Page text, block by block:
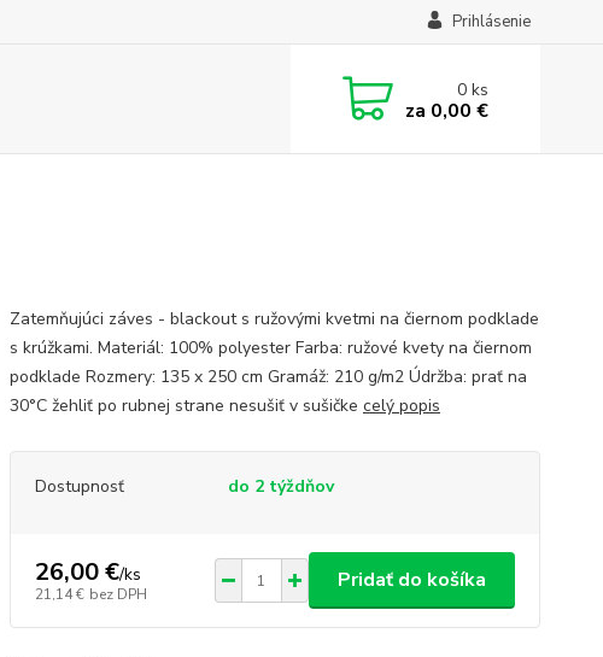
Prihlásenie
0ks
za 0,00 €
Zatemňujúci záves - blackout s ružovými kvetmi na čiernom podklade
s krúžkami. Materiál: 100% polyester Farba: ružové kvety na čiernom
podklade Rozmery: 135 x 250 cm Gramáž: 210 g/m2 Údržba: prať na
30°C žehliť po rubnej strane nesušiť v sušičke celý popis
Dostupnosť do 2 týždňov
26,00 €/ks
21,14 € bez DPH
Pridať do košíka